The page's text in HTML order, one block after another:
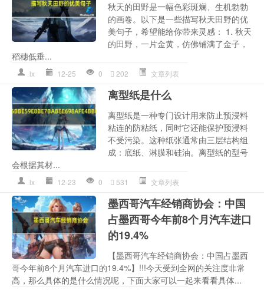
秋天的田野是一幅色彩斑斓、生机勃勃
的画卷。以下是一些描写秋天田野的优
美句子，希望能给你带来灵感： 1. 秋天
的田野，一片金黄，仿佛铺满了金子，
稻穗低垂...
lx 12-25 0 202 文章列表
离型纸是什么
离型纸是一种专门设计用来防止预浸料
粘连的防粘纸，同时它还能保护预浸料
不受污染。这种纸张通常由三层结构组
成：底纸、淋膜和硅油。离型纸的型号
会根据其材...
lx 12-23 0 531 文章列表
墨西哥汽车经销商协会：中国
占墨西哥今年前8个月汽车进口
的19.4%
【墨西哥汽车经销商协会：中国占墨西
哥今年前8个月汽车进口的19.4%】!!!今天受到全网的关注度非常
高，那么具体的是什么情况呢，下面大家可以一起来看看具体...